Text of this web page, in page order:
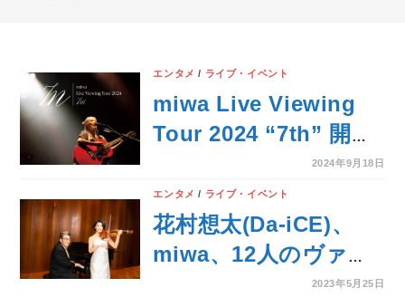
エンタメ / ライブ・イベント
miwa Live Viewing
Tour 2024 “7th” 開催
2024年9月18日
エンタメ / ライブ・イベント
花村想太(Da-iCE)、
miwa、12人のヴァイ
オリニストが「めざま
2023年5月25日